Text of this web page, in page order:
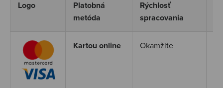
Logo
Platobná
metóda
Rýchlosť
spracovania
Kartou online Okamžite